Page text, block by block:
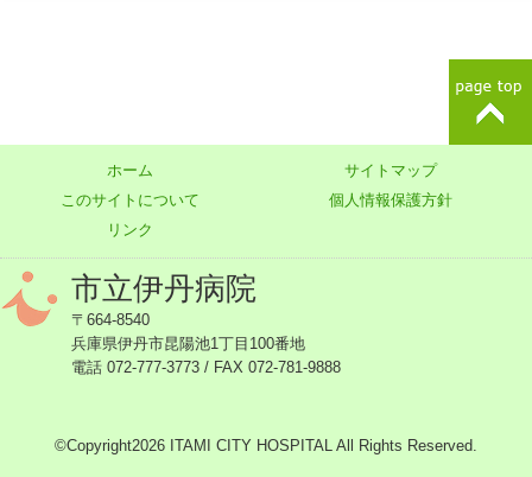
ホーム
サイトマップ
このサイトについて
個人情報保護方針
リンク
市立伊丹病院
〒664-8540
兵庫県伊丹市昆陽池1丁目100番地
電話 072-777-3773 / FAX 072-781-9888
©Copyright2026 ITAMI CITY HOSPITAL All Rights Reserved.